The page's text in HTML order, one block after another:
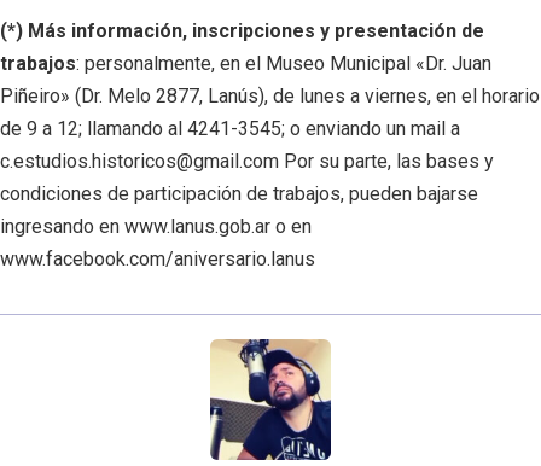
(*) Más información, inscripciones y presentación de
trabajos: personalmente, en el Museo Municipal «Dr. Juan
Piñeiro» (Dr. Melo 2877, Lanús), de lunes a viernes, en el horario
de 9 a 12; llamando al 4241-3545; o enviando un mail a
c.estudios.historicos@gmail.com Por su parte, las bases y
condiciones de participación de trabajos, pueden bajarse
ingresando en www.lanus.gob.ar o en
www.facebook.com/aniversario.lanus